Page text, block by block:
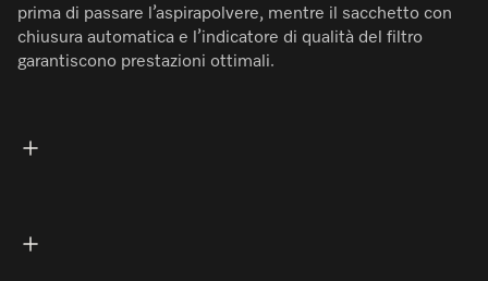
prima di passare l’aspirapolvere, mentre il sacchetto con
chiusura automatica e l’indicatore di qualità del filtro
garantiscono prestazioni ottimali.